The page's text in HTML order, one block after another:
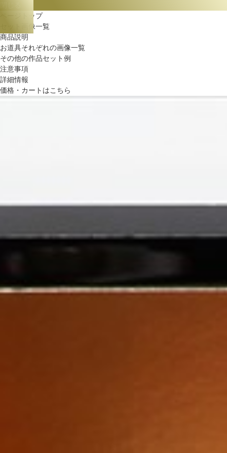
ページトップ
セット画像一覧
商品説明
お道具それぞれの画像一覧
その他の作品セット例
注意事項
詳細情報
価格・カートはこちら